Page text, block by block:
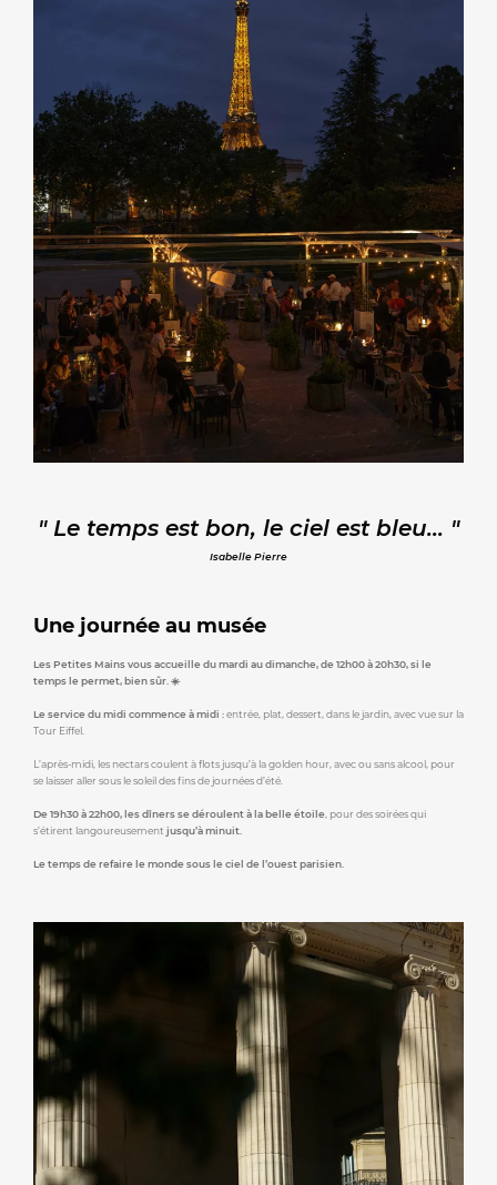
" Le temps est bon, le ciel est bleu... "
Isabelle Pierre
Une journée au musée
Les Petites Mains vous accueille du mardi au dimanche, de 12h00 à 20h30, si le
temps le permet, bien sûr. ☀️
Le service du midi commence à midi :entrée, plat, dessert, dans le jardin, avec vue sur la
Tour Eiffel.
L’après-midi, les nectars coulent à flots jusqu’à la golden hour, avec ou sans alcool, pour
se laisser aller sous le soleil des fins de journées d’été.
De 19h30 à 22h00, les dîners se déroulent à la belle étoile , pour des soirées qui
s’étirent langoureusement jusqu’à minuit.
Le temps de refaire le monde sous le ciel de l’ouest parisien.